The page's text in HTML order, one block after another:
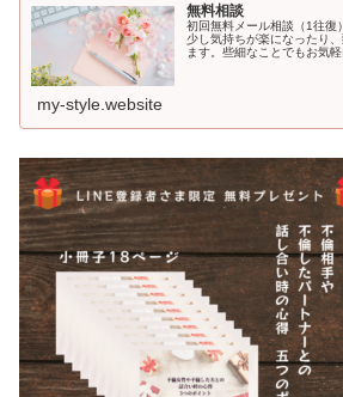
無料相談
初回無料メール相談（1往復
少し気持ちが楽になったり
ます。些細なことでもお気
my-style.website